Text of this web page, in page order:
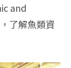
and
了解魚類資